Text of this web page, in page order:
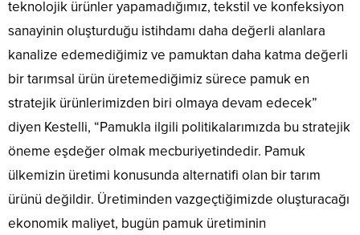
teknolojik ürünler yapamadığımız, tekstil ve konfeksiyon
sanayinin oluşturduğu istihdamı daha değerli alanlara
kanalize edemediğimiz ve pamuktan daha katma değerli
bir tarımsal ürün üretemediğimiz sürece pamuk en
stratejik ürünlerimizden biri olmaya devam edecek”
diyen Kestelli, “Pamukla ilgili politikalarımızda bu stratejik
öneme eşdeğer olmak mecburiyetindedir. Pamuk
ülkemizin üretimi konusunda alternatifi olan bir tarım
ürünü değildir. Üretiminden vazgeçtiğimizde oluşturacağı
ekonomik maliyet, bugün pamuk üretiminin